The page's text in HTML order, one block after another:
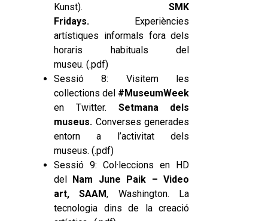
Kunst).SMK
Fridays. Experiències
artístiques informals fora dels
horaris habituals del
museu. (.pdf)
Sessió 8: Visitem les
collections del #MuseumWeek
en Twitter. Setmana dels
museus. Converses generades
entorn a l’activitat dels
museus. (.pdf)
Sessió 9: Col·leccions en HD
del Nam June Paik – Video
art, SAAM, Washington. La
tecnologia dins de la creació